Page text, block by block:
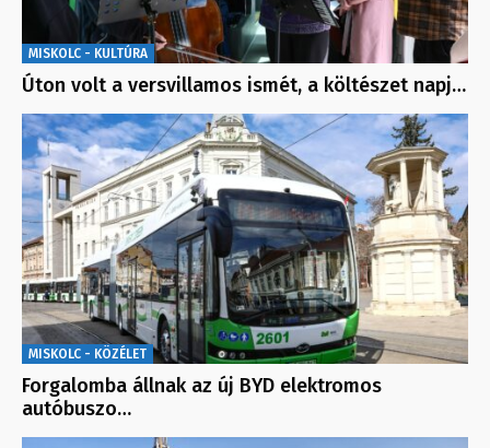
MISKOLC - KULTÚRA
Úton volt a versvillamos ismét, a költészet napj…
MISKOLC - KÖZÉLET
Forgalomba állnak az új BYD elektromos
autóbuszo…